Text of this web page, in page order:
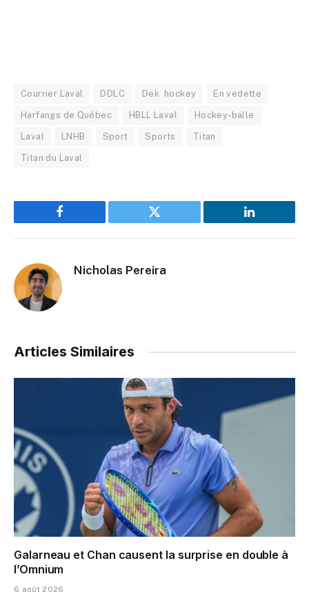
Courrier Laval DDLC Dek hockey En vedette
Harfangs de Québec HBLL Laval Hockey-balle
Laval LNHB Sport Sports Titan
Titan du Laval
Facebook Twitter LinkedIn
Nicholas Pereira
Articles Similaires
Galarneau et Chan causent la surprise en double à
l’Omnium
6 août 2026